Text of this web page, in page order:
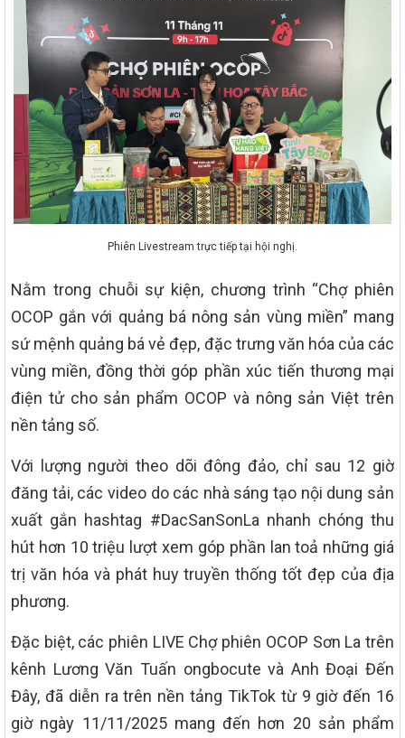
Phiên Livestream trực tiếp tại hội nghị.
Nằm trong chuỗi sự kiện, chương trình “Chợ phiên
OCOP gắn với quảng bá nông sản vùng miền” mang
sứ mệnh quảng bá vẻ đẹp, đặc trưng văn hóa của các
vùng miền, đồng thời góp phần xúc tiến thương mại
điện tử cho sản phẩm OCOP và nông sản Việt trên
nền tảng số.
Với lượng người theo dõi đông đảo, chỉ sau 12 giờ
đăng tải, các video do các nhà sáng tạo nội dung sản
xuất gắn hashtag #DacSanSonLa nhanh chóng thu
hút hơn 10 triệu lượt xem góp phần lan toả những giá
trị văn hóa và phát huy truyền thống tốt đẹp của địa
phương.
Đặc biệt, các phiên LIVE Chợ phiên OCOP Sơn La trên
kênh Lương Văn Tuấn ongbocute và Anh Đoại Đến
Đây, đã diễn ra trên nền tảng TikTok từ 9 giờ đến 16
giờ ngày 11/11/2025 mang đến hơn 20 sản phẩm